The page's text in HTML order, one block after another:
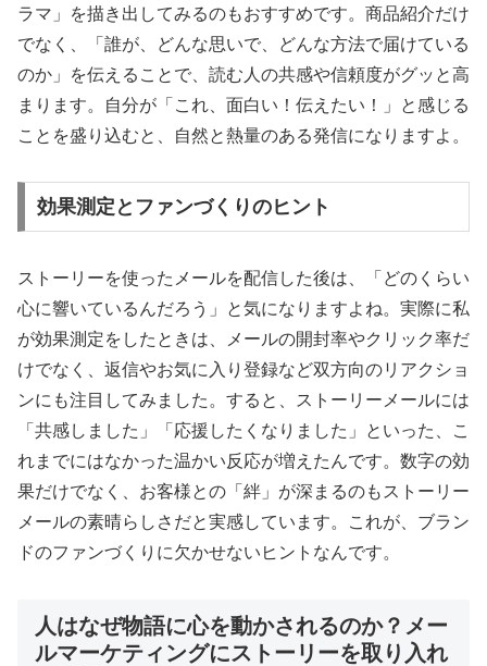
ラマ」を描き出してみるのもおすすめです。商品紹介だけ
でなく、「誰が、どんな思いで、どんな方法で届けている
のか」を伝えることで、読む人の共感や信頼度がグッと高
まります。自分が「これ、面白い！伝えたい！」と感じる
ことを盛り込むと、自然と熱量のある発信になりますよ。
効果測定とファンづくりのヒント
ストーリーを使ったメールを配信した後は、「どのくらい
心に響いているんだろう」と気になりますよね。実際に私
が効果測定をしたときは、メールの開封率やクリック率だ
けでなく、返信やお気に入り登録など双方向のリアクショ
ンにも注目してみました。すると、ストーリーメールには
「共感しました」「応援したくなりました」といった、こ
れまでにはなかった温かい反応が増えたんです。数字の効
果だけでなく、お客様との「絆」が深まるのもストーリー
メールの素晴らしさだと実感しています。これが、ブラン
ドのファンづくりに欠かせないヒントなんです。
人はなぜ物語に心を動かされるのか？メー
ルマーケティングにストーリーを取り入れ